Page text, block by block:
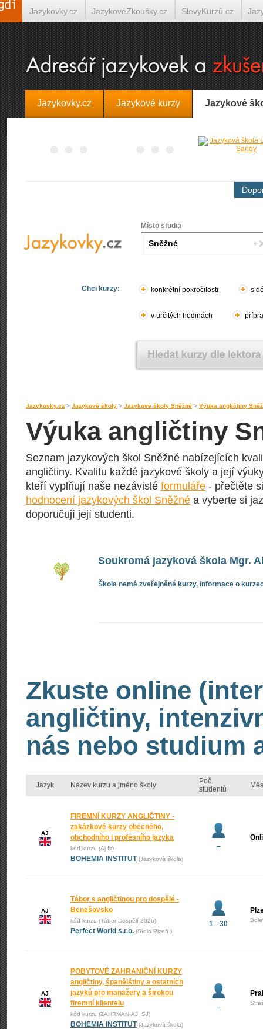
Jazykovky.cz Jazykové kurzy Jazykové
Místo studia
Chci kurzy: konkrétní pokročilosti s
v určitých hodinách
Jazykovky.cz > Jazykové školy > Jazykové školy Sněžné > Výuka angličtiny
Výuka angličtiny
Seznam jazykových škol Sněžné nabízejících
angličtiny. Kvalitu každé jazykové školy a její
kteří vyplňují naše nezávislé formuláře - přečtěte
hodnocení jazykových škol Sněžné a vyberte si
doporučují její studenti.
Soukromá jazyková škola Mgr.
Škola nemá zveřejněné kurzy, informace o
Zkuste online
angličtiny,
nás nebo studium
Jazyk Název kurzu a jméno školy
Poč.
studentů
AJ
FIREMNÍ KURZY ANGLIČTINY -
zakázkové kurzy obecného,
obchodního i profesního jazyka
kód kurzu (Aj fir)
BOHEMIA INSTITUT (Jazyková škola)
–
AJ
Tábor s angličtinou pro dospělé -
Benešovsko
kód kurzu (Tábor Dospělí 2026)
Perfect World s.r.o. (Sídlo Plzeň )
1 – 30
AJ
POBYTOVÉ ZAHRANIČNÍ KURZY
angličtiny, španělštiny a ostatních
jazyků pro manažery a širokou
firemní klientelu
kód kurzu (ZAHRMAN-AJ_SJ)
BOHEMIA INSTITUT (Jazyková škola)
–
Jazykovky.cz JazykovéZkoušky.cz SlevyKurzů.cz
Španělština on-line Italština on-line Tlumočení-